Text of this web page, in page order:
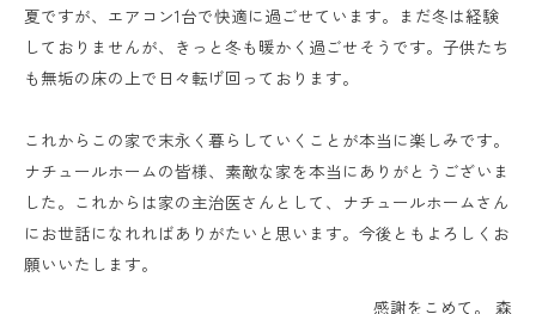
夏ですが、エアコン1台で快適に過ごせています。まだ冬は経験
しておりませんが、きっと冬も暖かく過ごせそうです。子供たち
も無垢の床の上で日々転げ回っております。
これからこの家で末永く暮らしていくことが本当に楽しみです。
ナチュールホームの皆様、素敵な家を本当にありがとうございま
した。これからは家の主治医さんとして、ナチュールホームさん
にお世話になれればありがたいと思います。今後ともよろしくお
願いいたします。
感謝をこめて。 森